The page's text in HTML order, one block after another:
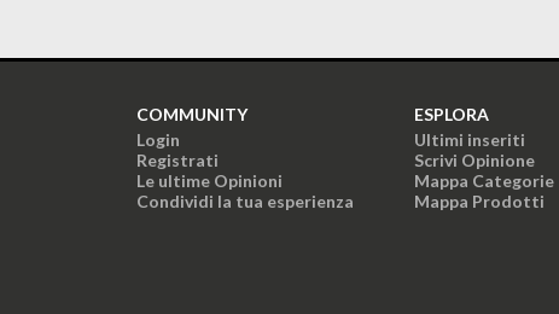
COMMUNITY
Login
Registrati
Le ultime Opinioni
Condividi la tua esperienza
ESPLORA
Ultimi inseriti
Scrivi Opinione
Mappa Categorie
Mappa Prodotti